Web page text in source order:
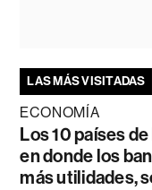
LAS MÁS VISITADAS
ECONOMÍA
Los 10 países
en donde los
más utilidades,